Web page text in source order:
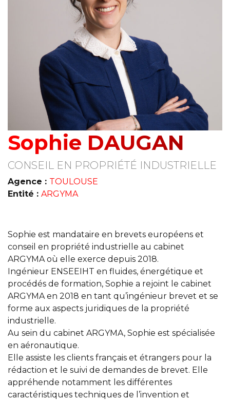
Sophie DAUGAN
CONSEIL EN PROPRIÉTÉ INDUSTRIELLE
Agence : TOULOUSE
Entité : ARGYMA
Sophie est mandataire en brevets européens et
conseil en propriété industrielle au cabinet
ARGYMA où elle exerce depuis 2018.
Ingénieur ENSEEIHT en fluides, énergétique et
procédés de formation, Sophie a rejoint le cabinet
ARGYMA en 2018 en tant qu’ingénieur brevet et se
forme aux aspects juridiques de la propriété
industrielle.
Au sein du cabinet ARGYMA, Sophie est spécialisée
en aéronautique.
Elle assiste les clients français et étrangers pour la
rédaction et le suivi de demandes de brevet. Elle
appréhende notamment les différentes
caractéristiques techniques de l’invention et